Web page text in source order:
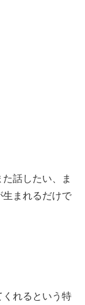
話したい、ま
まれるだけで
れるという特